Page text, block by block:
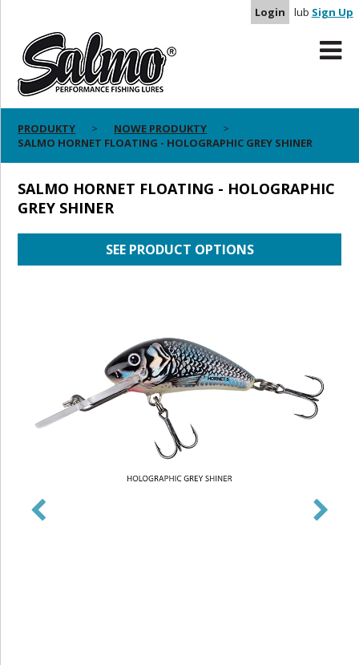
Login lub Sign Up
PRODUKTY
NOWE PRODUKTY
SALMO HORNET FLOATING - HOLOGRAPHIC GREY SHINER
SALMO HORNET FLOATING - HOLOGRAPHIC
GREY SHINER
SEE PRODUCT OPTIONS